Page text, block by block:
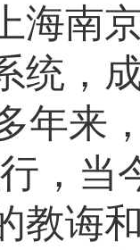
南京
统，
年来
，当
教诲